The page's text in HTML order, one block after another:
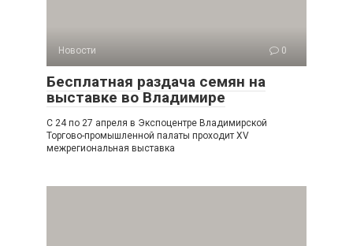
Новости 0
Бесплатная раздача семян на
выставке во Владимире
С 24 по 27 апреля в Экспоцентре Владимирской
Торгово-промышленной палаты проходит XV
межрегиональная выставка